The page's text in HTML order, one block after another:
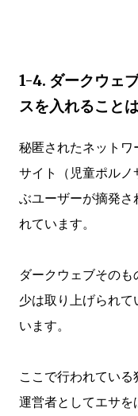
1-4. ダークウェ
スを入れること
秘匿されたネット
サイト（児童ポルノ
ぶユーザーが摘発さ
れています。
ダークウェブその
少は取り上げられ
います。
ここで行われてい
運営者としてエサを